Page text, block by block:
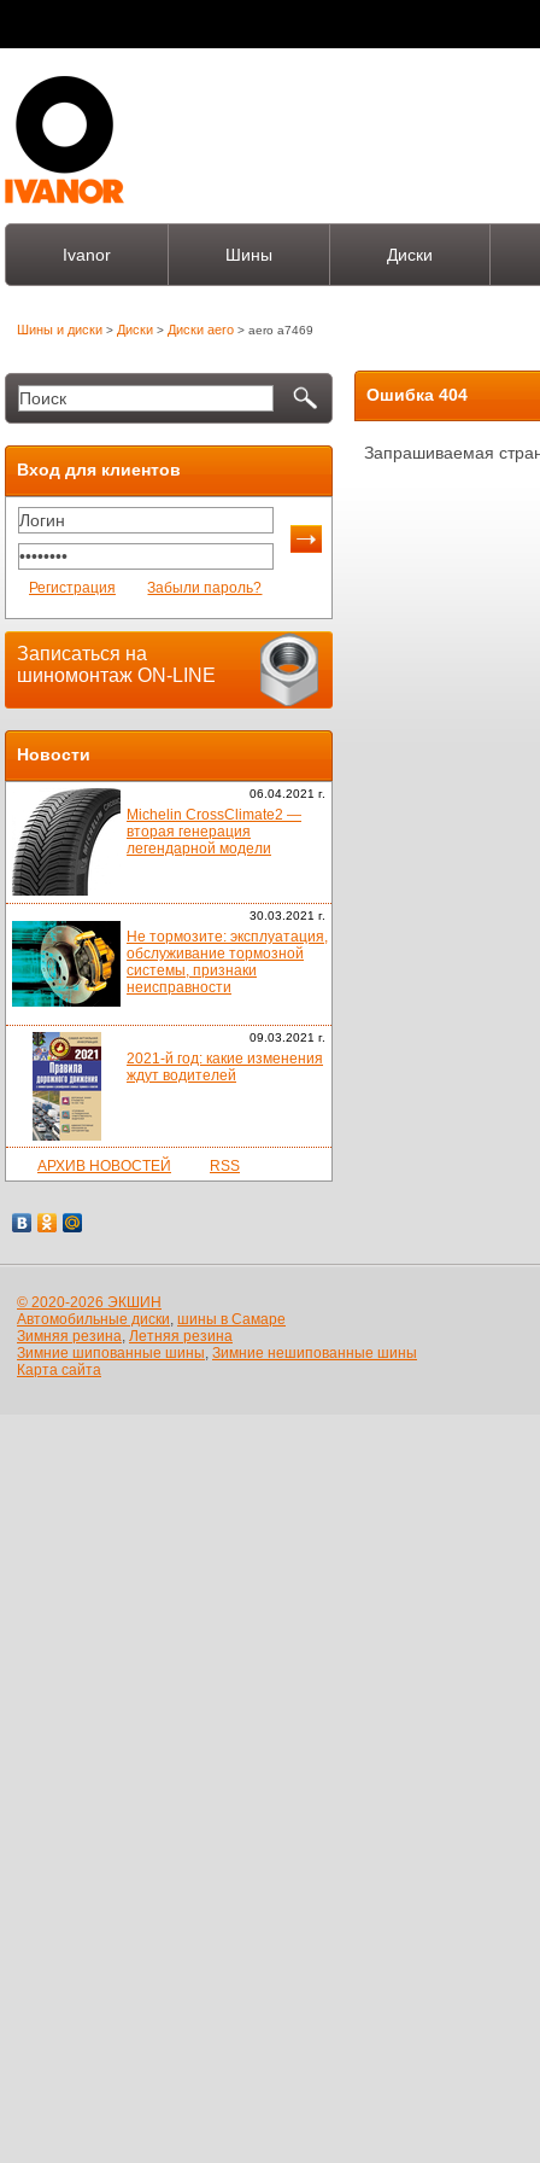
Ivanor Шины Диски
Шины и диски > Диски > Диски aero > aero a7469
Вход для клиентов
Регистрация Забыли пароль?
Записаться на
шиномонтаж ON-LINE
Новости
06.04.2021 г.
Michelin CrossClimate2 —
вторая генерация
легендарной модели
30.03.2021 г.
Не тормозите: эксплуатация,
обслуживание тормозной
системы, признаки
неисправности
09.03.2021 г.
2021-й год: какие изменения
ждут водителей
АРХИВ НОВОСТЕЙ RSS
Ошибка 404
Запрашиваемая
© 2020-2026 ЭКШИН
Автомобильные диски, шины в Самаре
Зимняя резина, Летняя резина
Зимние шипованные шины, Зимние нешипованные шины
Карта сайта